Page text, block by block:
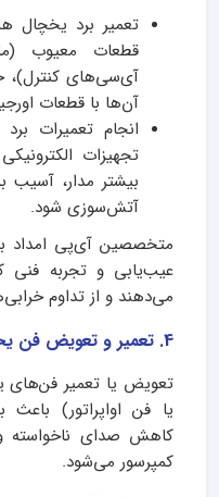
تعمیر برد
قطعات معیوب
آی‌سی‌های کنترل)،
آن‌ها با قطعات
انجام تعمیرات
تجهیزات
بیشتر مدار، آسیب
آتش‌سوزی شود.
متخصصین آی‌پی امداد
عیب‌یابی و تجربه فنی
می‌دهند و از تداوم
4. تعمیر و تعویض فن یخچال هات پوینت
تعویض یا تعمیر فن‌های
یا فن اواپراتور)
کاهش صدای ناخواسته
کمپرسور می‌شود.